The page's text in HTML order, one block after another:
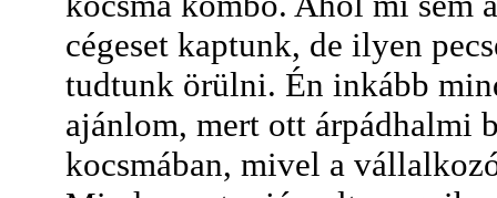
cégeset kaptunk, de ilyen
tudtunk örülni. Én inkább
ajánlom, mert ott árpádhalmi
kocsmában, mivel a